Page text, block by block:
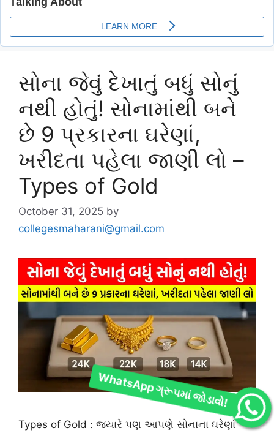
સોના જેવું દેખાતું બધું સોનું
નથી હોતું! સોનામાંથી બને
છે 9 પ્રકારના ઘરેણાં,
ખરીદતા પહેલા જાણી લો –
Types of Gold
October 31, 2025 by
collegesmaharani@gmail.com
Types of Gold : જ્યારે પણ આપણે સોનાના ઘરેણાં
WhatsApp ગ્રૂપમાં જોડાવો!